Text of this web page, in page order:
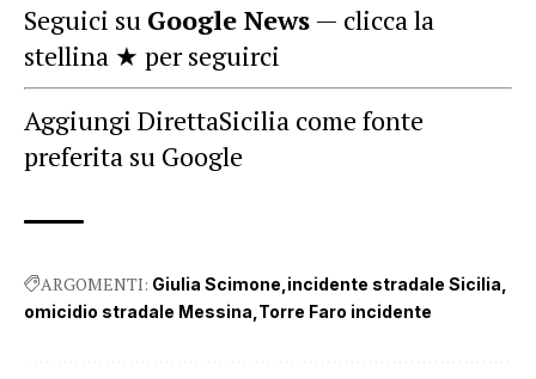
Seguici su Google News — clicca la
stellina ★ per seguirci
Aggiungi DirettaSicilia come fonte
preferita su Google
ARGOMENTI: Giulia Scimone incidente stradale Sicilia
omicidio stradale Messina Torre Faro incidente